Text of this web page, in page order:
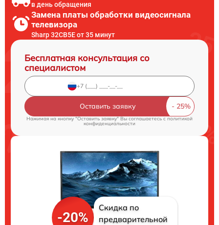
в день обращения
Замена платы обработки видеосигнала
телевизора
Sharp 32CB5E от 35 минут
Бесплатная консультация со
специалистом
Оставить заявку
Нажимая на кнопку "Оставить заявку" Вы соглашаетесь cполитикой
конфиденциальности
-20%
Скидка по
предварительной